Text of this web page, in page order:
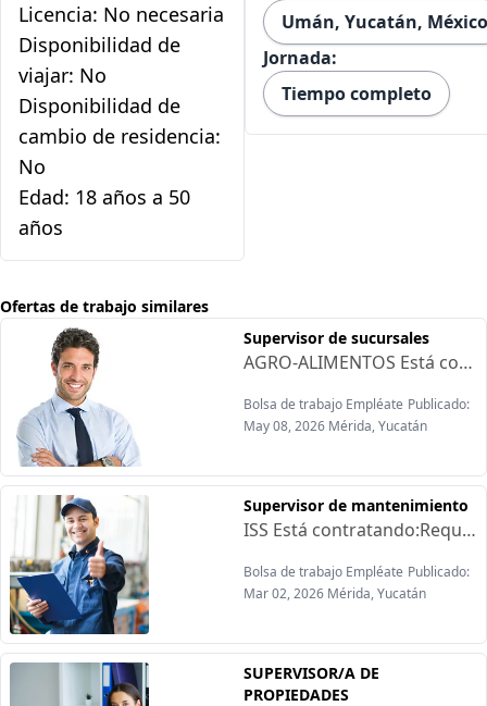
Licencia: No necesaria
Disponibilidad de
viajar: No
Disponibilidad de
cambio de residencia:
No
Edad: 18 años a 50
años
Umán, Yucatán, México
Jornada:
Tiempo completo
Ofertas de trabajo similares
Supervisor de sucursales
AGRO-ALIMENTOS Está contratando:Habilidades:-Orientación a resutados comerciales- Gestión de equipos -Alto sentido de organizacionRequisitos:-Sexo indistinto-Edad e 28 a 45 años.Licencia de conducir vigente-Licenciatura en administración o campo a fínOfrecen:-Sueldo base-Comisiones-Auto de la Empresa-Prestaciones de ley
Bolsa de trabajo Empléate Publicado:
May 08, 2026 Mérida, Yucatán
Supervisor de mantenimiento
ISS Está contratando:Requisitos:-Experiencia comprobable-Documentación en regla-Licencia de manejoOfrecen:-Sueldo competitivo-Prestacione de ley-Uniformes
Bolsa de trabajo Empléate Publicado:
Mar 02, 2026 Mérida, Yucatán
SUPERVISOR/A DE
PROPIEDADES